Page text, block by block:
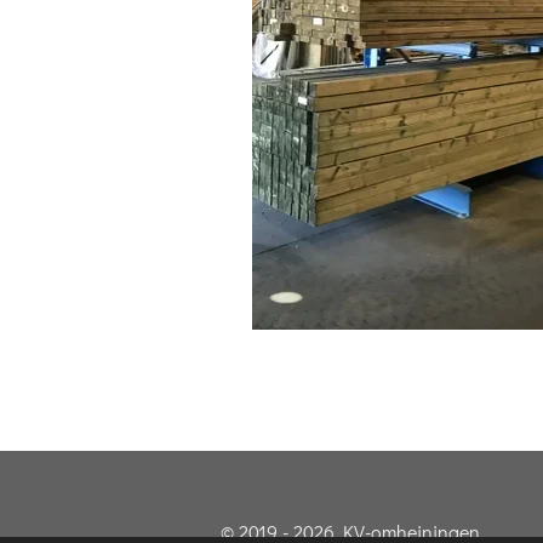
© 2019 - 2026 KV-omheiningen